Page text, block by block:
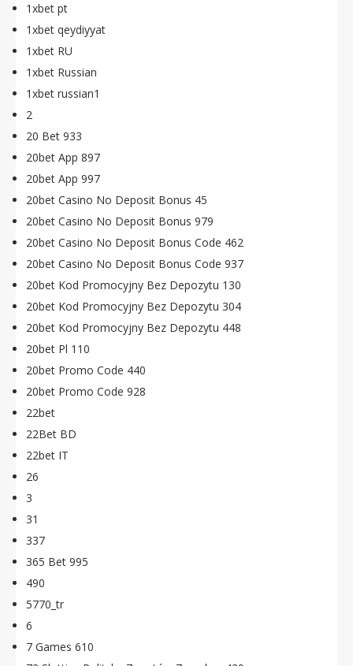
1xbet pt
1xbet qeydiyyat
1xbet RU
1xbet Russian
1xbet russian1
2
20 Bet 933
20bet App 897
20bet App 997
20bet Casino No Deposit Bonus 45
20bet Casino No Deposit Bonus 979
20bet Casino No Deposit Bonus Code 462
20bet Casino No Deposit Bonus Code 937
20bet Kod Promocyjny Bez Depozytu 130
20bet Kod Promocyjny Bez Depozytu 304
20bet Kod Promocyjny Bez Depozytu 448
20bet Pl 110
20bet Promo Code 440
20bet Promo Code 928
22bet
22Bet BD
22bet IT
26
3
31
337
365 Bet 995
490
5770_tr
6
7 Games 610